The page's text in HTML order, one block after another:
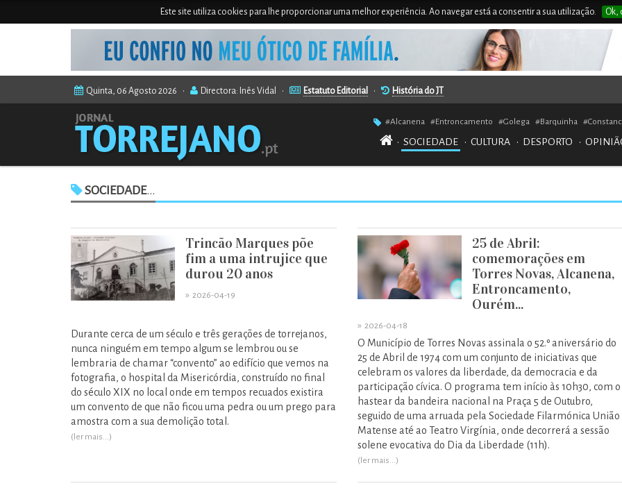
Este site utiliza cookies para lhe proporcionar uma melhor experiência. Ao navegar está a consentir a sua utilização. Ok,
Quinta, 06 Agosto 2026 • Directora: Inês Vidal • Estatuto Editorial • História do JT
#Alcanena #Entroncamento #Golega #Barquinha
• SOCIEDADE • CULTURA • DESPORTO •
SOCIEDADE...
Trincão Marques põe
fim a uma intrujice que
durou 20 anos
» 2026-04-19
Durante cerca de um século e três gerações de torrejanos,
nunca ninguém em tempo algum se lembrou ou se
lembraria de chamar “convento” ao edifício que vemos na
fotografia, o hospital da Misericórdia, construído no final
do século XIX no local onde em tempos recuados existira
um convento de que não ficou uma pedra ou um prego para
amostra com a sua demolição total.
(ler mais...)
25 de Abril:
comemorações em
Torres Novas, Alcanena,
Entroncamento,
Ourém...
» 2026-04-18
O Município de Torres Novas assinala o 52.º aniversário do
25 de Abril de 1974 com um conjunto de iniciativas que
celebram os valores da liberdade, da democracia e da
participação cívica. O programa tem início às 10h30, com o
hastear da bandeira nacional na Praça 5 de Outubro,
seguido de uma arruada pela Sociedade Filarmónica União
Matense até ao Teatro Virgínia, onde decorrerá a sessão
solene evocativa do Dia da Liberdade (11h).
(ler mais...)